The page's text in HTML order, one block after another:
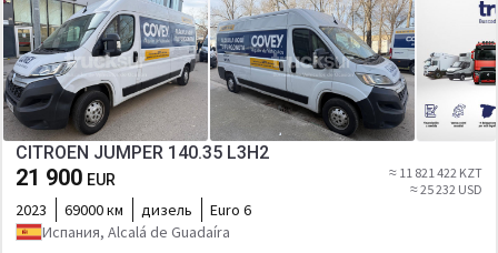
CITROEN JUMPER 140.35 L3H2
21 900 EUR
≈ 11 821 422 KZT
≈ 25 232 USD
2023 69000 км дизель
Euro 6
Испания, Alcalá de Guadaíra